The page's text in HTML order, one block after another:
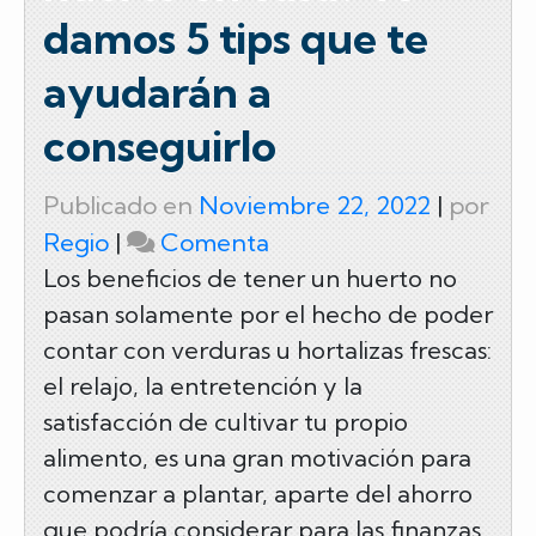
damos 5 tips que te
ayudarán a
conseguirlo
Publicado en Noviembre 22, 2022 | por
Regio| Comentaon
¿Quieres
crear
un
huerto
en
casa?
Te
Los beneficios de tener un huerto no
pasan solamente por el hecho de poder
contar con verduras u hortalizas frescas:
el relajo, la entretención y la
satisfacción de cultivar tu propio
alimento, es una gran motivación para
comenzar a plantar, aparte del ahorro
que podría considerar para las finanzas